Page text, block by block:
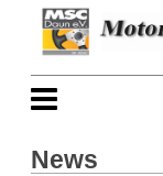
News